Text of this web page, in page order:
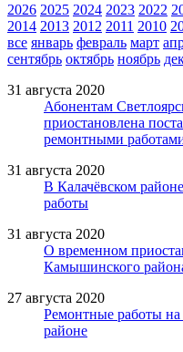
2026 2025 2024 2023 2022
2014 2013 2012 2011 2010
все январь февраль март
сентябрь октябрь ноябрь
31 августа 2020
Абонентам
приостановлена
ремонтными
31 августа 2020
В Калачёвском
работы
31 августа 2020
О временном
Камышинского
27 августа 2020
Ремонтные работы
районе